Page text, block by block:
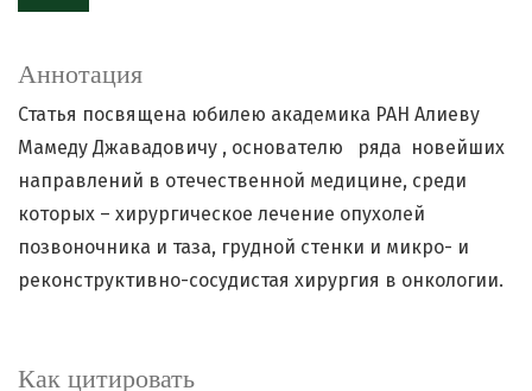
Как цитировать
Аннотация
Статья посвящена юбилею академика РАН Алиеву
Мамеду Джавадовичу , основателю ряда новейших
направлений в отечественной медицине, среди
которых – хирургическое лечение опухолей
позвоночника и таза, грудной стенки и микро- и
реконструктивно-сосудистая хирургия в онкологии.